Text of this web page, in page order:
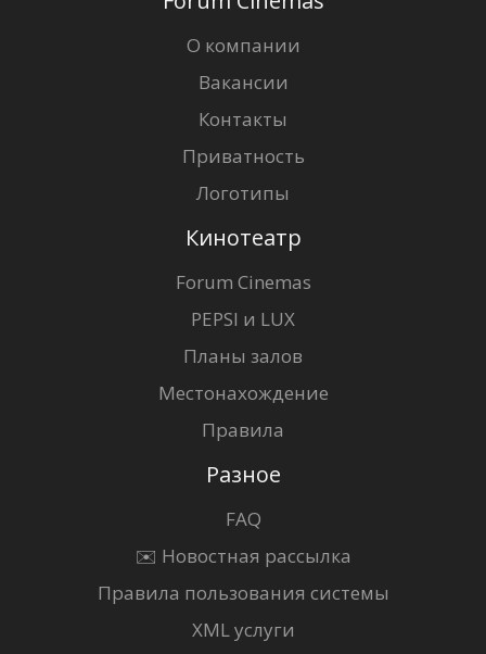
О компании
Вакансии
Контакты
Приватность
Логотипы
Кинотеатр
Forum Cinemas
PEPSI и LUX
Планы залов
Местонахождение
Правила
Разное
FAQ
✉️ Новостная рассылка
Правила пользования системы
XML услуги